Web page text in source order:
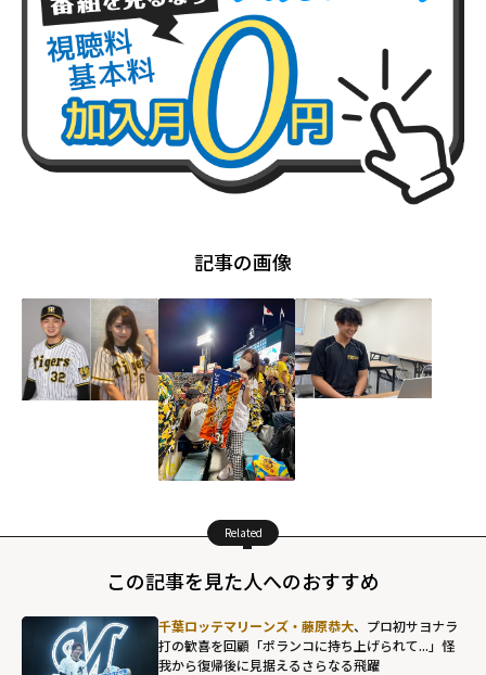
記事の画像
Related
この記事を見た人へのおすすめ
千葉ロッテマリーンズ・藤原恭大、プロ初サヨナラ
打の歓喜を回顧「ポランコに持ち上げられて...」怪
我から復帰後に見据えるさらなる飛躍